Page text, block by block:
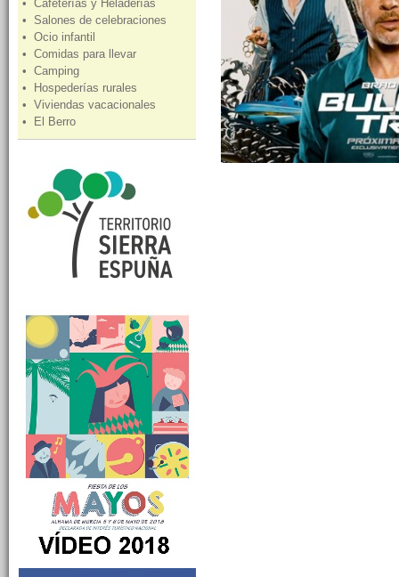
• Cafeterías y Heladerías
• Salones de celebraciones
• Ocio infantil
• Comidas para llevar
• Camping
• Hospederías rurales
• Viviendas vacacionales
• El Berro